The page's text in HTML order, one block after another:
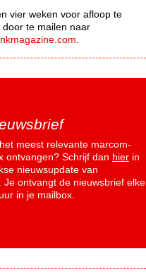
vier weken voor afloop te
te mailen naar
meest relevante marcom-
ontvangen? Schrijf dan hier in
nieuwsupdate van
Je ontvangt de nieuwsbrief elke
in je mailbox.